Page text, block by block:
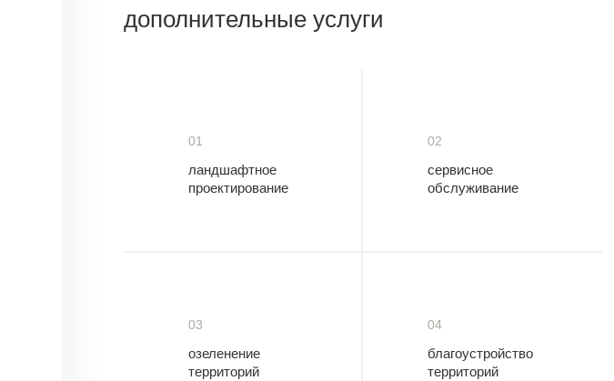
дополнительные услуги
01
ландшафтное
проектирование
02
сервисное
обслуживание
03
озеленение
территорий
04
благоустройство
территорий